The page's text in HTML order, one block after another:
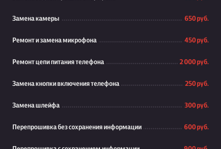
Замена камеры 650 руб.
Ремонт и замена микрофона 450 руб.
Ремонт цепи питания телефона 2 000 руб.
Замена кнопки включения телефона 250 руб.
Замена шлейфа 300 руб.
Перепрошивка без сохранения информации 600 руб.